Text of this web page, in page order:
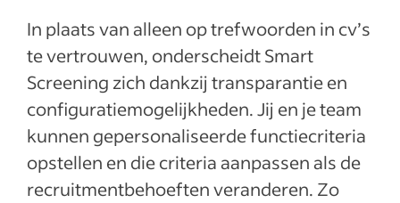
In plaats van alleen op trefwoorden in cv’s
te vertrouwen, onderscheidt Smart
Screening zich dankzij transparantie en
configuratiemogelijkheden. Jij en je team
kunnen gepersonaliseerde functiecriteria
opstellen en die criteria aanpassen als de
recruitmentbehoeften veranderen. Zo